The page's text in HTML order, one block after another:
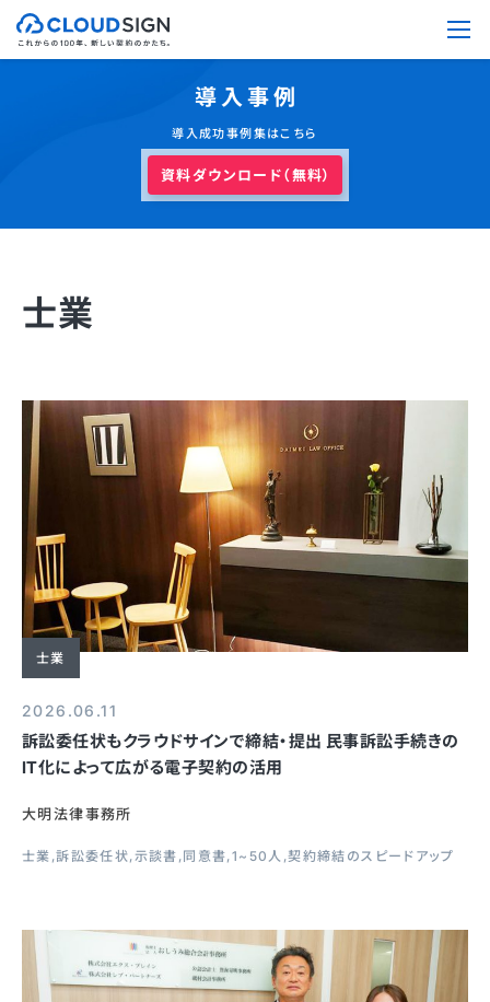
導入事例
導入成功事例集はこちら
資料ダウンロード（無料）
士業
士業
2026.06.11
訴訟委任状もクラウドサインで締結・提出 民事訴訟手続きの
IT化によって広がる電子契約の活用
大明法律事務所
士業 訴訟委任状 示談書 同意書 1~50人 契約締結のスピードアップ